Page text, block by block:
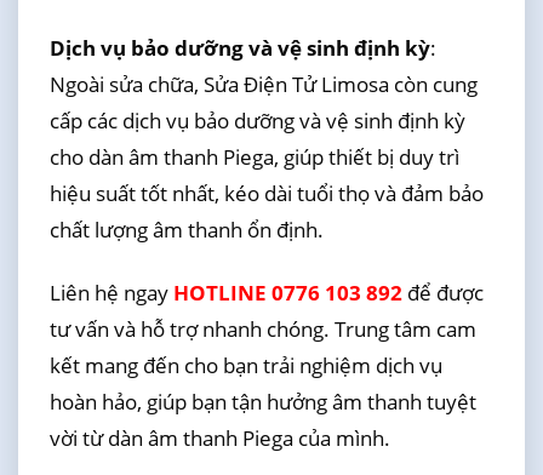
Dịch vụ bảo dưỡng và vệ sinh định kỳ:
Ngoài sửa chữa, Sửa Điện Tử Limosa còn cung
cấp các dịch vụ bảo dưỡng và vệ sinh định kỳ
cho dàn âm thanh Piega, giúp thiết bị duy trì
hiệu suất tốt nhất, kéo dài tuổi thọ và đảm bảo
chất lượng âm thanh ổn định.
Liên hệ ngay HOTLINE 0776 103 892để được
tư vấn và hỗ trợ nhanh chóng. Trung tâm cam
kết mang đến cho bạn trải nghiệm dịch vụ
hoàn hảo, giúp bạn tận hưởng âm thanh tuyệt
vời từ dàn âm thanh Piega của mình.